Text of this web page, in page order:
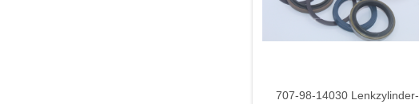
707-98-14030 Lenkzylinder-